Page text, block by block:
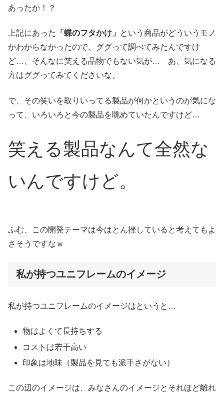
あったか！？
上記にあった 「蝶のフタかけ」
という商品がどういうモノ
かわからなかったので、ググって調べてみたんですけ
ど…、そんなに笑える品物でもない気が… あ、気になる
方はググってみてくださいな。
で、その笑いを取りいってる製品が何かというのが気にな
って、いろいろと今の製品を眺めていたんですけど…
笑える製品なんて全然な
いんですけど。
ふむ、この開発テーマは今はとん挫していると考えてもよ
さそうですなｗ
私が持つユニフレームのイメージ
私が持つユニフレームのイメージはというと…
物はよくて長持ちする
コストは若干高い
印象は地味（製品を見ても派手さがない）
この辺のイメージは、みなさんのイメージとそれほど離れ